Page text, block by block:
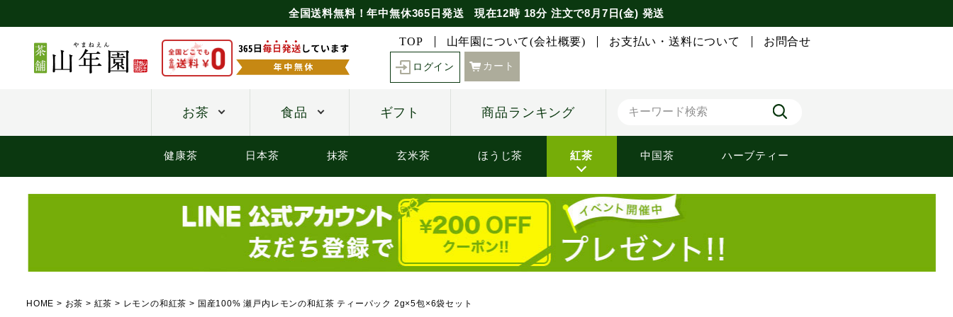
全国送料無料！年中無休365日発送 現在12時 18分 注文で8月7日(金) 発送
TOP 山年園について(会社概要) お支払い・送料について お問合せ
ログイン カート
お茶 食品 ギフト 商品ランキング
健康茶 日本茶 抹茶 玄米茶 ほうじ茶 紅茶 中国茶 ハーブティー
HOME お茶 紅茶 レモンの和紅茶 国産100% 瀬戸内レモンの和紅茶 ティーパック 2g×5包×6袋セット